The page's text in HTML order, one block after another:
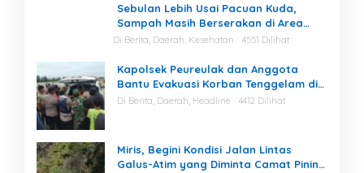
Sebulan Lebih Usai Pacuan Kuda,
Sampah Masih Berserakan di Area
Stadion
Di Berita, Daerah, Kesehatan 4551 Dilihat
Kapolsek Peureulak dan Anggota
Bantu Evakuasi Korban Tenggelam di
Perairan Kuala Bugak
Di Berita, Daerah, Headline 4412 Dilihat
Miris, Begini Kondisi Jalan Lintas
Galus-Atim yang Diminta Camat Pining